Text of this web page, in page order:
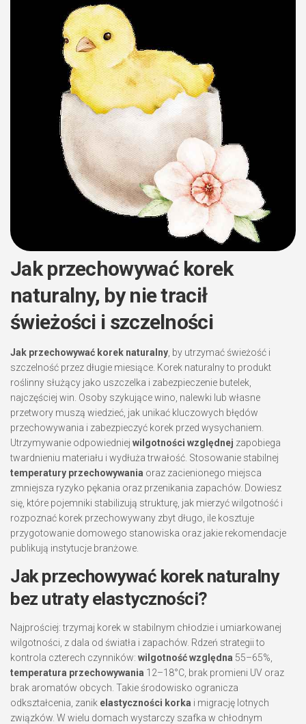
Jak przechowywać korek
naturalny, by nie tracił
świeżości i szczelności
Jak przechowywać korek naturalny , by utrzymać świeżość i
szczelność przez długie miesiące. Korek naturalny to produkt
roślinny służący jako uszczelka i zabezpieczenie butelek,
najczęściej win. Osoby szykujące wino, nalewki lub własne
przetwory muszą wiedzieć, jak unikać kluczowych błędów
przechowywania i zabezpieczyć korek przed wysychaniem.
Utrzymywanie odpowiedniej wilgotności względnej zapobiega
twardnieniu materiału i wydłuża trwałość. Stosowanie stabilnej
temperatury przechowywania oraz zacienionego miejsca
zmniejsza ryzyko pękania oraz przenikania zapachów. Dowiesz
się, które pojemniki stabilizują strukturę, jak mierzyć wilgotność i
rozpoznać korek przechowywany zbyt długo, ile kosztuje
przygotowanie domowego stanowiska oraz jakie rekomendacje
publikują instytucje branżowe.
Jak przechowywać korek naturalny
bez utraty elastyczności?
Najprościej: trzymaj korek w stabilnym chłodzie i umiarkowanej
wilgotności, z dala od światła i zapachów. Rdzeń strategii to
kontrola czterech czynników: wilgotność względna 55–65%,
temperatura przechowywania 12–18°C, brak promieni UV oraz
brak aromatów obcych. Takie środowisko ogranicza
odkształcenia, zanik elastyczności korka i migrację lotnych
związków. W wielu domach wystarczy szafka w chłodnym